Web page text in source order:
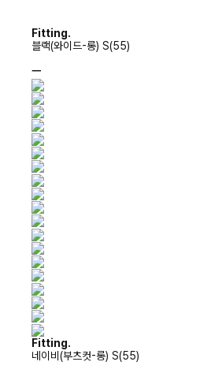
Fitting.
블랙(와이드-롱) S(55)
ㅡ
Fitting.
네이비(부츠컷-롱) S(55)